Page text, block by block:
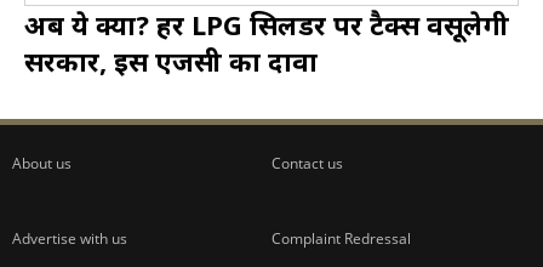
अब ये क्या? हर LPG सिलेंडर पर टैक्स वसूलेगी
सरकार, इस एजेंसी का दावा
About us Contact us
Advertise with us Complaint Redressal